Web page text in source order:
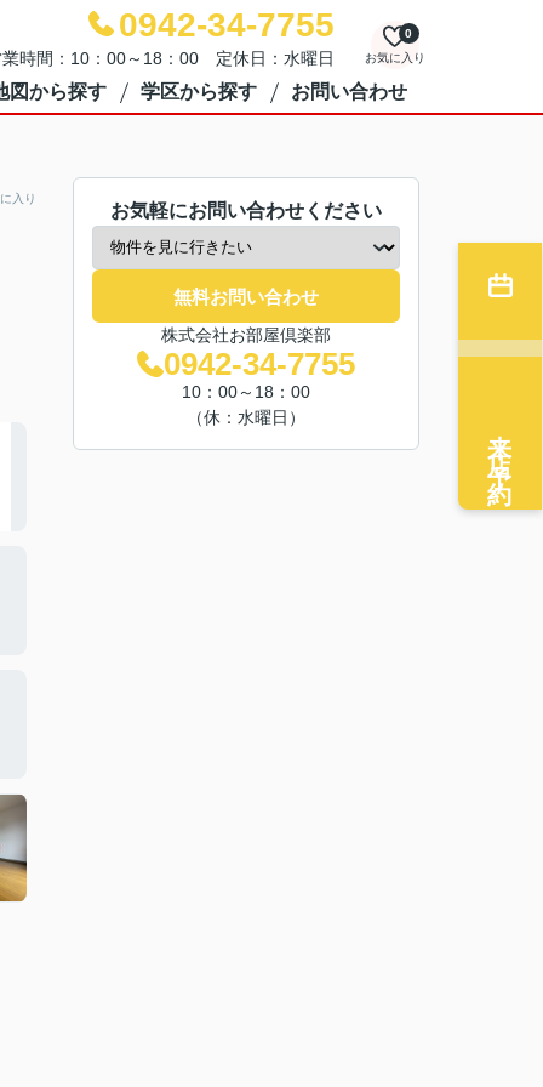
0942-34-7755
時間：10：00～18：00 定休日：水曜日 お気に入り
0
図から探す 学区から探す お問い合わせ
入り
お気軽にお問い合わせください
無料お問い合わせ
株式会社お部屋倶楽部
0942-34-7755
10：00～18：00
（休：水曜日）
来店予約